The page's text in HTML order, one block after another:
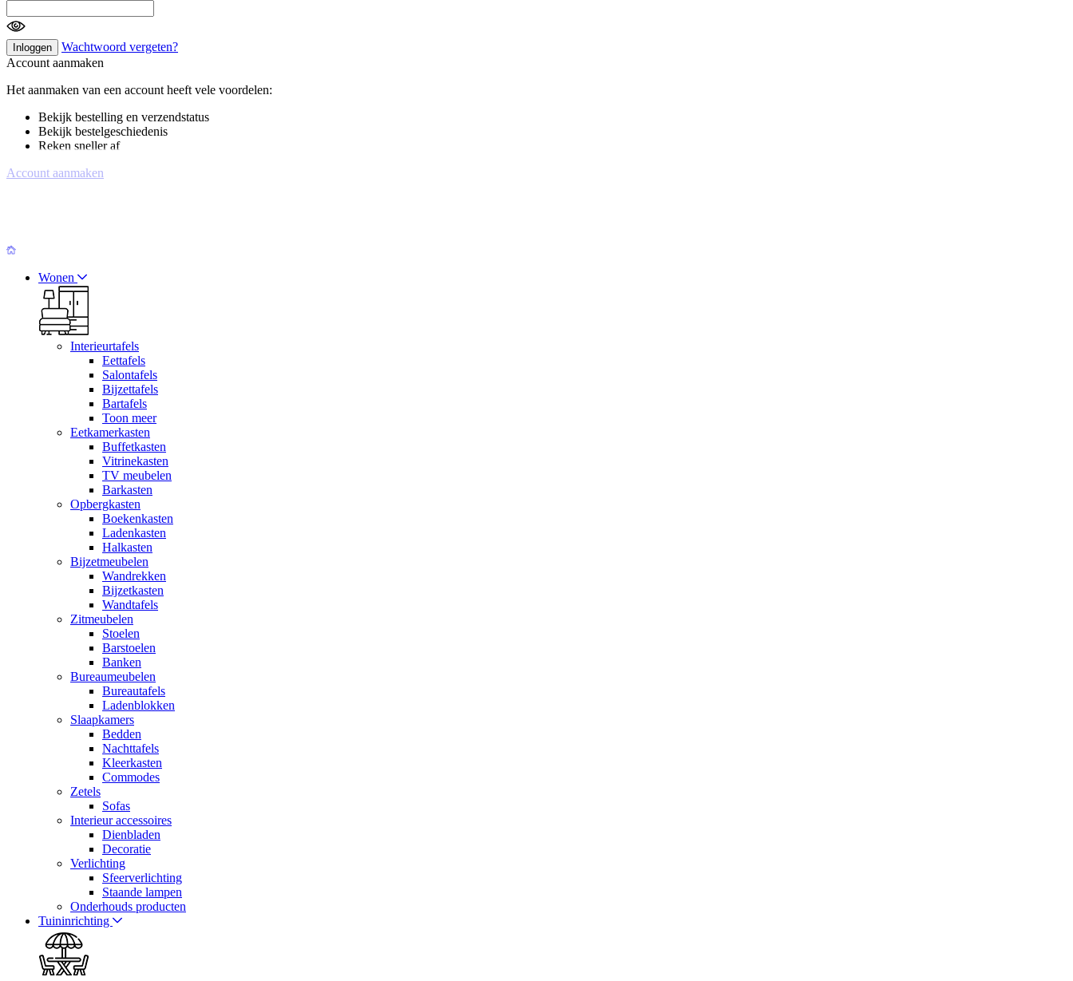
Inloggen
Wachtwoord vergeten?
Account aanmaken
Het aanmaken van een account heeft vele voordelen:
Bekijk bestelling en verzendstatus
Bekijk bestelgeschiedenis
Reken sneller af
Account aanmaken
Wonen
Interieurtafels
Eettafels
Salontafels
Bijzettafels
Bartafels
Toon meer
Eetkamerkasten
Buffetkasten
Vitrinekasten
TV meubelen
Barkasten
Opbergkasten
Boekenkasten
Ladenkasten
Halkasten
Bijzetmeubelen
Wandrekken
Bijzetkasten
Wandtafels
Zitmeubelen
Stoelen
Barstoelen
Banken
Bureaumeubelen
Bureautafels
Ladenblokken
Slaapkamers
Bedden
Nachttafels
Kleerkasten
Commodes
Zetels
Sofas
Interieur accessoires
Dienbladen
Decoratie
Verlichting
Sfeerverlichting
Staande lampen
Onderhouds producten
Tuininrichting